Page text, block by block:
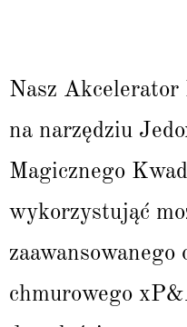
Nasz Akcelerator
na narzędziu
Magicznego
wykorzystująć
chmurowego